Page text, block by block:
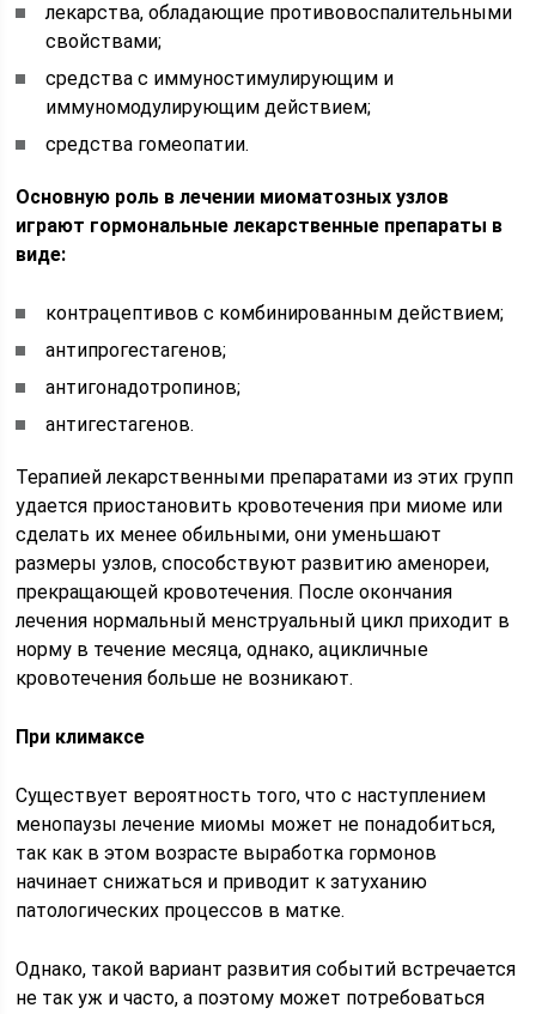
лекарства, обладающие противовоспалительными
свойствами;
средства с иммуностимулирующим и
иммуномодулирующим действием;
средства гомеопатии.
Основную роль в лечении миоматозных узлов
играют гормональные лекарственные препараты в
виде:
контрацептивов с комбинированным действием;
антипрогестагенов;
антигонадотропинов;
антигестагенов.
Терапией лекарственными препаратами из этих групп
удается приостановить кровотечения при миоме или
сделать их менее обильными, они уменьшают
размеры узлов, способствуют развитию аменореи,
прекращающей кровотечения. После окончания
лечения нормальный менструальный цикл приходит в
норму в течение месяца, однако, ацикличные
кровотечения больше не возникают.
При климаксе
Существует вероятность того, что с наступлением
менопаузы лечение миомы может не понадобиться,
так как в этом возрасте выработка гормонов
начинает снижаться и приводит к затуханию
патологических процессов в матке.
Однако, такой вариант развития событий встречается
не так уж и часто, а поэтому может потребоваться